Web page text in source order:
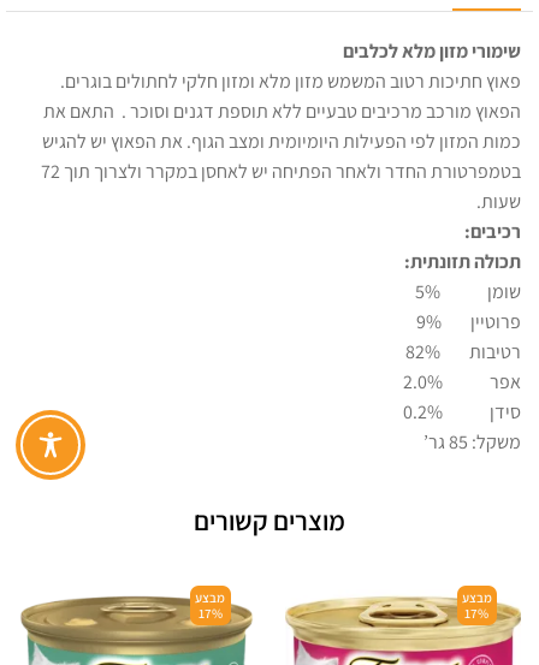
שימורי מזון מלא לכלבים
פאוץ חתיכות רטוב המשמש מזון מלא ומזון חלקי לחתולים בוגרים.
הפאוץ מורכב מרכיבים טבעיים ללא תוספת דגנים וסוכר . התאם את
כמות המזון לפי הפעילות היומיומית ומצב הגוף. את הפאוץ יש להגיש
בטמפרטורת החדר ולאחר הפתיחה יש לאחסן במקרר ולצרוך תוך 72
שעות.
רכיבים:
תכולה תזונתית:
שומן 5%
פרוטיין 9%
רטיבות 82%
אפר 2.0%
סידן 0.2%
משקל: 85 גר’
מוצרים קשורים
מבצע
17%
מבצע
17%